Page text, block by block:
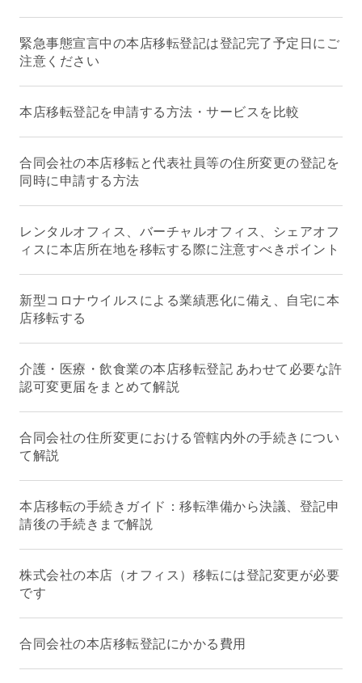
緊急事態宣言中の本店移転登記は登記完了予定日にご
注意ください
本店移転登記を申請する方法・サービスを比較
合同会社の本店移転と代表社員等の住所変更の登記を
同時に申請する方法
レンタルオフィス、バーチャルオフィス、シェアオフ
ィスに本店所在地を移転する際に注意すべきポイント
新型コロナウイルスによる業績悪化に備え、自宅に本
店移転する
介護・医療・飲食業の本店移転登記 あわせて必要な許
認可変更届をまとめて解説
合同会社の住所変更における管轄内外の手続きについ
て解説
本店移転の手続きガイド：移転準備から決議、登記申
請後の手続きまで解説
株式会社の本店（オフィス）移転には登記変更が必要
です
合同会社の本店移転登記にかかる費用